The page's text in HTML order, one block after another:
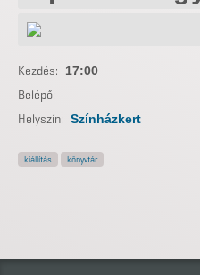
Kezdés: 17:00
Belépő:
Helyszín: Színházkert
kiállítás könyvtár